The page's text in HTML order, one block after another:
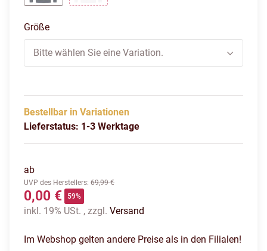
Größe
Bitte wählen Sie eine Variation.
Bestellbar in Variationen
Lieferstatus: 1-3 Werktage
ab
UVP des Herstellers: 69,99 €
0,00 € 59%
inkl. 19% USt. , zzgl. Versand
Im Webshop gelten andere Preise als in den Filialen!